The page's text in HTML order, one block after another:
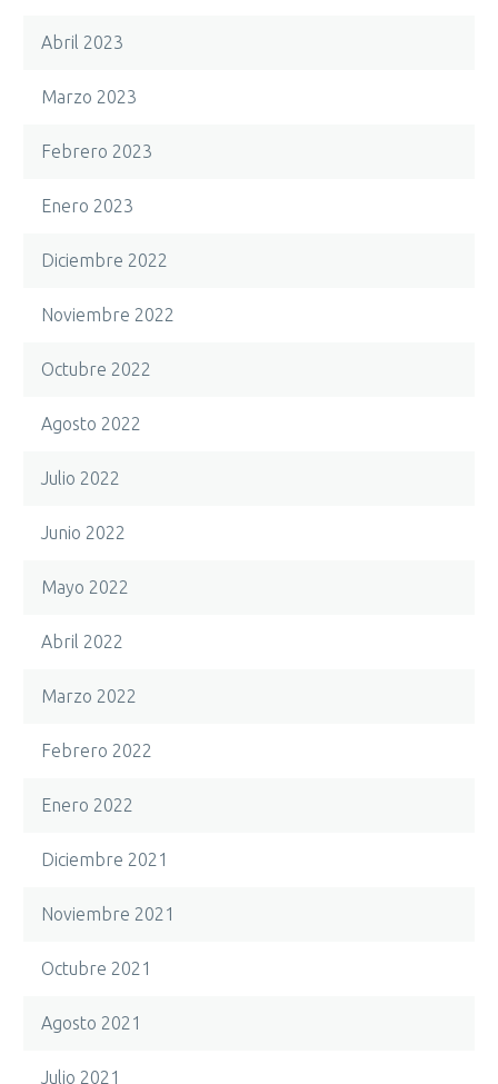
Abril 2023
Marzo 2023
Febrero 2023
Enero 2023
Diciembre 2022
Noviembre 2022
Octubre 2022
Agosto 2022
Julio 2022
Junio 2022
Mayo 2022
Abril 2022
Marzo 2022
Febrero 2022
Enero 2022
Diciembre 2021
Noviembre 2021
Octubre 2021
Agosto 2021
Julio 2021